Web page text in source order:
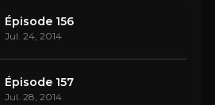
Épisode 156
Jul. 24, 2014
Épisode 157
Jul. 28, 2014